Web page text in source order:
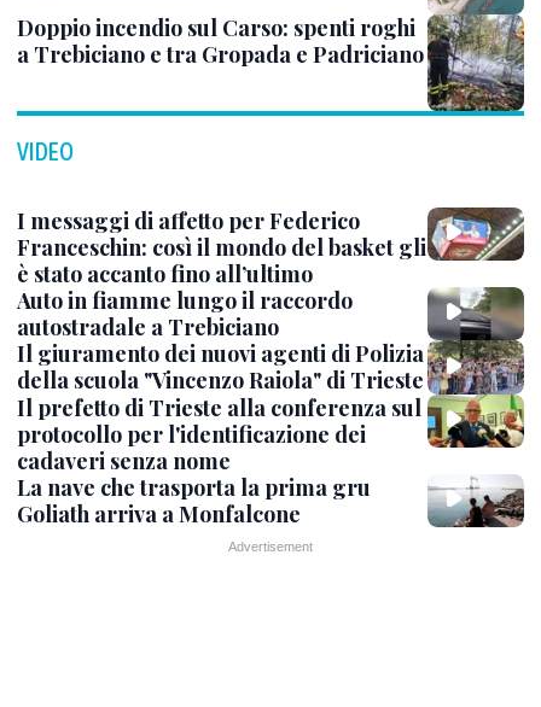
Doppio incendio sul Carso: spenti roghi
a Trebiciano e tra Gropada e Padriciano
VIDEO
I messaggi di affetto per Federico
Franceschin: così il mondo del basket gli
è stato accanto fino all’ultimo
Auto in fiamme lungo il raccordo
autostradale a Trebiciano
Il giuramento dei nuovi agenti di Polizia
della scuola "Vincenzo Raiola" di Trieste
Il prefetto di Trieste alla conferenza sul
protocollo per l'identificazione dei
cadaveri senza nome
La nave che trasporta la prima gru
Goliath arriva a Monfalcone